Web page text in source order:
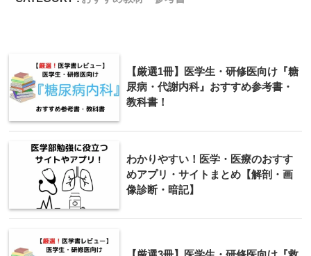
【厳選1冊】医学生・研修医向け『糖
尿病・代謝内科』おすすめ参考書・
教科書！
わかりやすい！医学・医療のおすす
めアプリ・サイトまとめ【解剖・画
像診断・暗記】